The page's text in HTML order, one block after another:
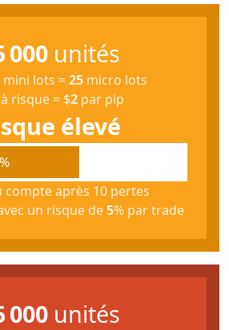
000unités
mini lots =25micro lots
risque = $2par pip
élevé
compte après 10 pertes
un risque de5% par trade
000unités